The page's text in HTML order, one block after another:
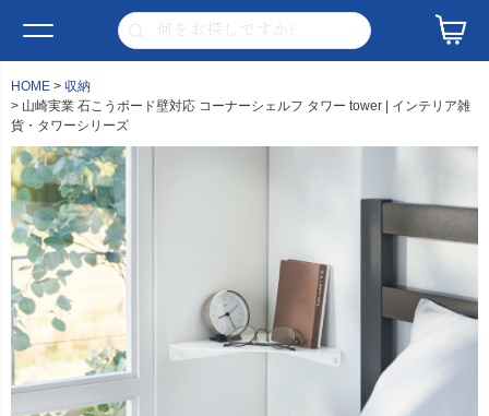
HOME
収納
山崎実業 石こうボード壁対応 コーナーシェルフ タワー tower | インテリア雑
貨・タワーシリーズ